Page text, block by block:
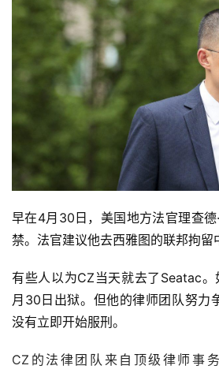
早在4月30日，美国地方法官理查
禁。法官建议他去西雅图的联邦拘留
有些人以为CZ当天就去了Seatac
月30日出狱。但他的律师团队努力
没有立即开始服刑。
CZ的法律团队来自顶级律师事